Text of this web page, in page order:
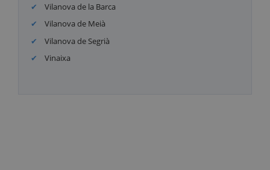
Vilanova de la Barca
Vilanova de Meià
Vilanova de Segrià
Vinaixa